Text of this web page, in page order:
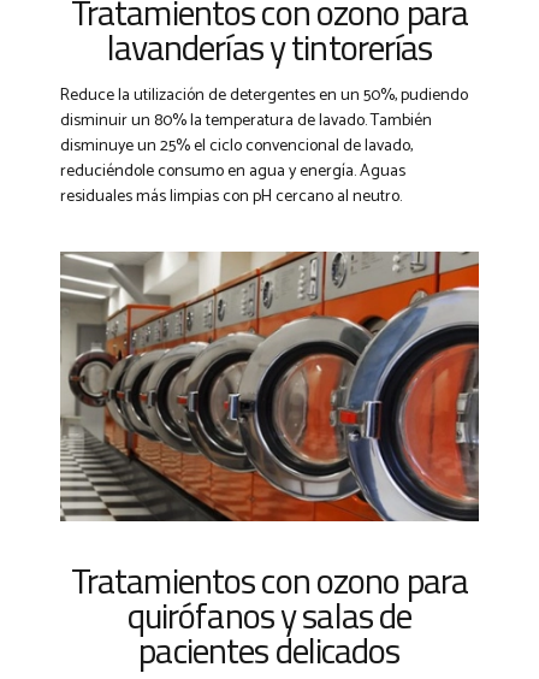
Tratamientos con ozono para
lavanderías y tintorerías
Reduce la utilización de detergentes en un 50%, pudiendo
disminuir un 80% la temperatura de lavado. También
disminuye un 25% el ciclo convencional de lavado,
reduciéndole consumo en agua y energía. Aguas
residuales más limpias con pH cercano al neutro.
Tratamientos con ozono para
quirófanos y salas de
pacientes delicados